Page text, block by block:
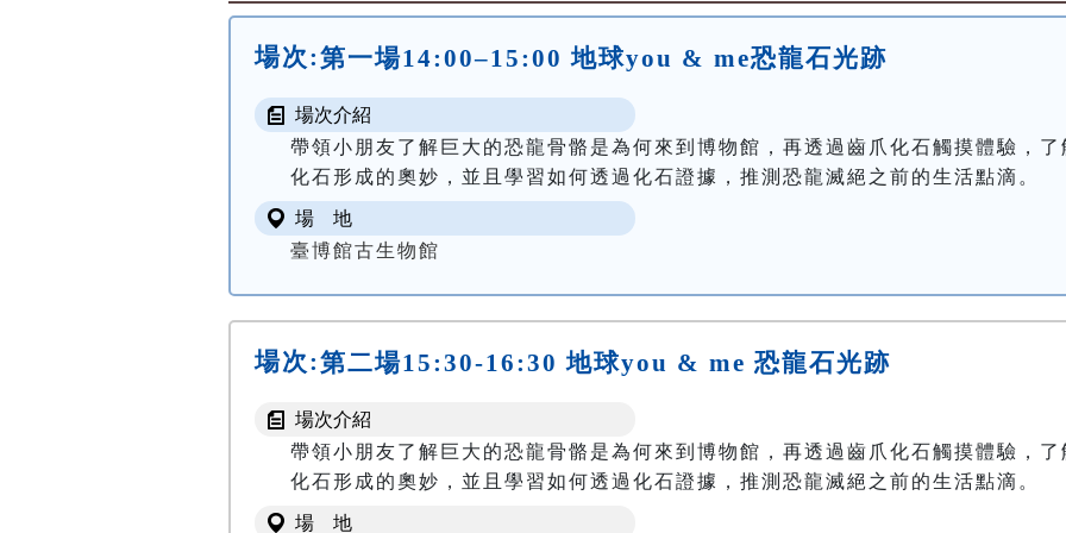
場次:第一場14:00–15:00 地球you & me恐龍石光跡
場次介紹
帶領小朋友了解巨大的恐龍骨骼是為何來到博物館，再透過齒爪化石觸摸體驗，了
化石形成的奧妙，並且學習如何透過化石證據，推測恐龍滅絕之前的生活點滴。
場 地
臺博館古生物館
場次:第二場15:30-16:30 地球you & me 恐龍石光跡
場次介紹
帶領小朋友了解巨大的恐龍骨骼是為何來到博物館，再透過齒爪化石觸摸體驗，了
化石形成的奧妙，並且學習如何透過化石證據，推測恐龍滅絕之前的生活點滴。
場 地